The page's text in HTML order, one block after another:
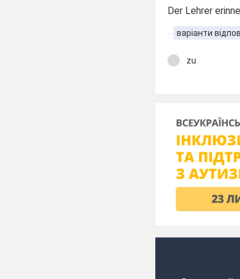
Der Lehrer
варіанти
zu